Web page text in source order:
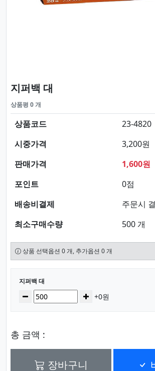
지퍼백 대
상품평 0 개
상품코드
23-4820
시중가격
3,200원
판매가격
1,600원
포인트
0점
배송비결제
주문시
최소구매수량
500 개
상품 선택옵션 0 개, 추가옵션 0 개
선택된 옵션
지퍼백 대
수량감소 증가+0원
총 금액 :
장바구니